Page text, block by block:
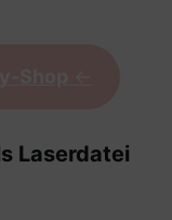
Laserdatei